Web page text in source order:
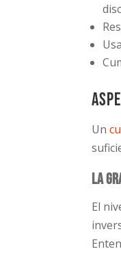
Un
La
El